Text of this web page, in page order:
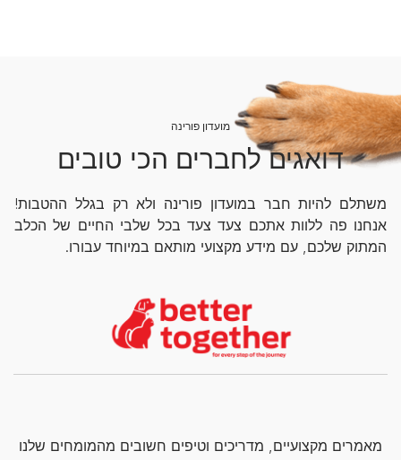
מועדון פורינה
דואגים לחברים הכי טובים
משתלם להיות חבר במועדון פורינה ולא רק בגלל ההטבות!
אנחנו פה ללוות אתכם צעד צעד בכל שלבי החיים של הכלב
המתוק שלכם, עם מידע מקצועי מותאם במיוחד עבורו.
מאמרים מקצועיים, מדריכים וטיפים חשובים מהמומחים שלנו